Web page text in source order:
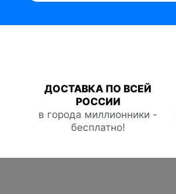
ДОСТАВКА ПО ВСЕЙ
РОССИИ
в города миллионники -
бесплатно!